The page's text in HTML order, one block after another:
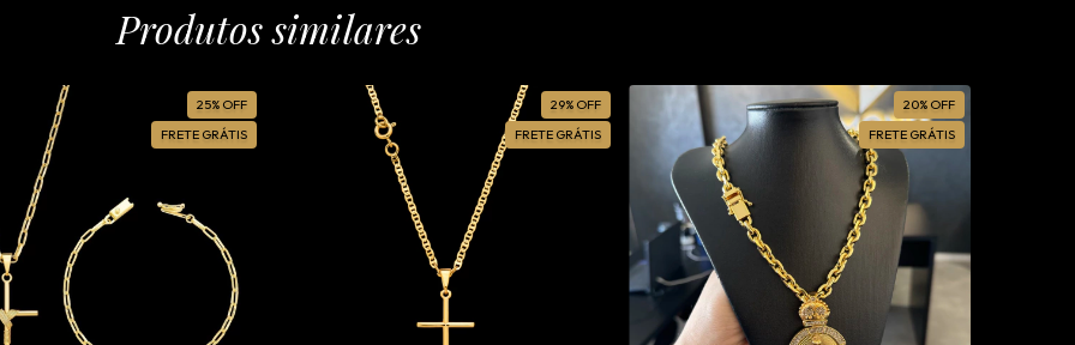
Produtos similares
25% OFF
FRETE GRÁTIS
29% OFF
FRETE GRÁTIS
20% OFF
FRETE GRÁTIS